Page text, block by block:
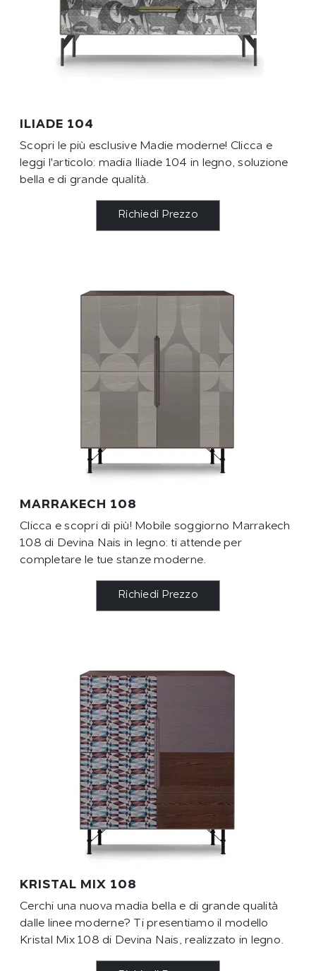
ILIADE 104
Scopri le più esclusive Madie moderne! Clicca e
leggi l'articolo: madia Iliade 104 in legno, soluzione
bella e di grande qualità.
Richiedi Prezzo
MARRAKECH 108
Clicca e scopri di più! Mobile soggiorno Marrakech
108 di Devina Nais in legno: ti attende per
completare le tue stanze moderne.
Richiedi Prezzo
KRISTAL MIX 108
Cerchi una nuova madia bella e di grande qualità
dalle linee moderne? Ti presentiamo il modello
Kristal Mix 108 di Devina Nais, realizzato in legno.